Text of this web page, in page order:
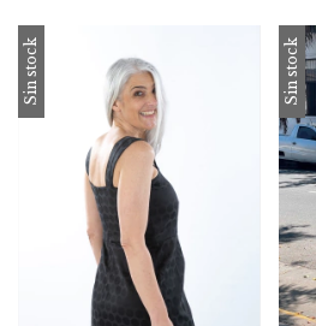
Sin stock Sin stock